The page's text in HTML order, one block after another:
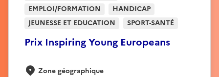
Prix Inspiring Young Europeans
EMPLOI/FORMATION
HANDICAP
JEUNESSE ET EDUCATION
SPORT-SANTÉ
Zone géographique